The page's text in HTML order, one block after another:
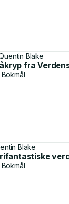
Blake
fra
Blake